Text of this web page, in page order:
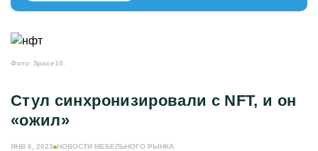
МЕБЕЛЬНОЕ ПРОИЗВОДСТВО
ЕЩЁ РУБРИКИ
РЕКЛАМОДАТЕЛЯМ
Фото: Space10.
Стул синхронизировали с NFT, и он
«ожил»
ЯНВ 6, 2023 НОВОСТИ МЕБЕЛЬНОГО РЫНКА